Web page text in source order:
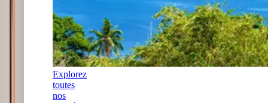
Explorez
toutes
nos